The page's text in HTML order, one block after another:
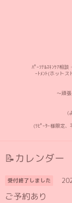
ﾊﾟｰｿﾅﾙｽｷﾝｹｱ相談
ｰﾄﾒﾝﾄ(ホットス
〜頑
(
(ﾘﾋﾟｰﾀｰ様限定
📝カレンダー
受付終了しました
ご予約あり